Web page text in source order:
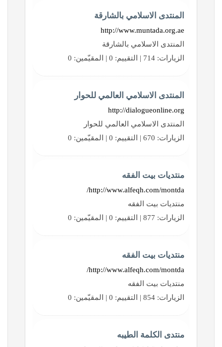
المنتدى الاسلامي بالشارقة
http://www.muntada.org.ae
المنتدى الاسلامي بالشارقة
الزيارات: 714 | التقييم: 0 | المقيّمين: 0
المنتدى الاسلامي العالمي للحوار
http://dialogueonline.org
المنتدى الاسلامي العالمي للحوار
الزيارات: 670 | التقييم: 0 | المقيّمين: 0
منتديات بيت الفقه
http://www.alfeqh.com/montda/
منتديات بيت الفقه
الزيارات: 877 | التقييم: 0 | المقيّمين: 0
منتديات بيت الفقه
http://www.alfeqh.com/montda/
منتديات بيت الفقه
الزيارات: 854 | التقييم: 0 | المقيّمين: 0
منتدى الكلمة الطيبه